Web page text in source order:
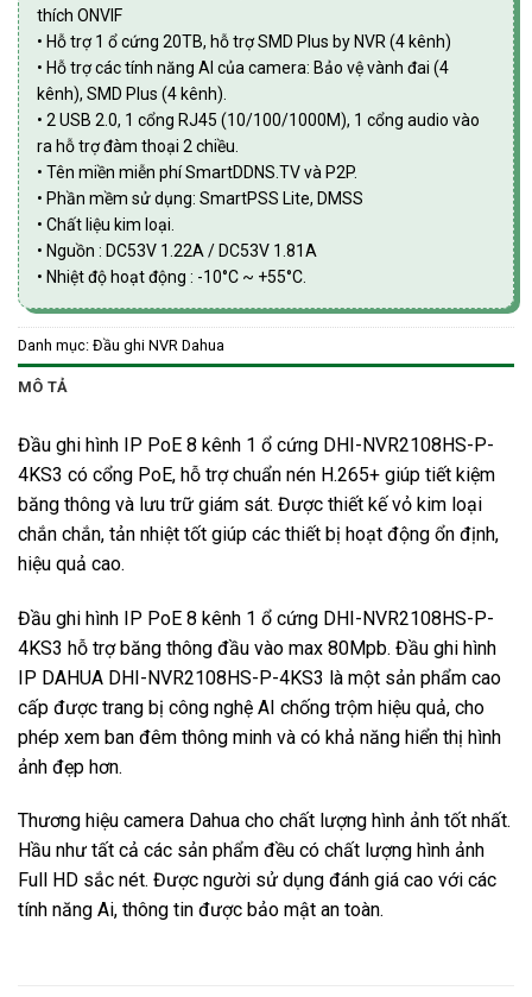
thích ONVIF
• Hỗ trợ 1 ổ cứng 20TB, hỗ trợ SMD Plus by NVR (4 kênh)
• Hỗ trợ các tính năng AI của camera: Bảo vệ vành đai (4
kênh), SMD Plus (4 kênh).
• 2 USB 2.0, 1 cổng RJ45 (10/100/1000M), 1 cổng audio vào
ra hỗ trợ đàm thoại 2 chiều.
• Tên miền miễn phí SmartDDNS.TV và P2P.
• Phần mềm sử dụng: SmartPSS Lite, DMSS
• Chất liệu kim loại.
• Nguồn : DC53V 1.22A / DC53V 1.81A
• Nhiệt độ hoạt động : -10°C ~ +55°C.
Danh mục: Đầu ghi NVR Dahua
MÔ TẢ
Đầu ghi hình IP PoE 8 kênh 1 ổ cứng DHI-NVR2108HS-P-
4KS3 có cổng PoE, hỗ trợ chuẩn nén H.265+ giúp tiết kiệm
băng thông và lưu trữ giám sát. Được thiết kế vỏ kim loại
chắn chắn, tản nhiệt tốt giúp các thiết bị hoạt động ổn định,
hiệu quả cao.
Đầu ghi hình IP PoE 8 kênh 1 ổ cứng DHI-NVR2108HS-P-
4KS3 hỗ trợ băng thông đầu vào max 80Mpb. Đầu ghi hình
IP DAHUA DHI-NVR2108HS-P-4KS3 là một sản phẩm cao
cấp được trang bị công nghệ AI chống trộm hiệu quả, cho
phép xem ban đêm thông minh và có khả năng hiển thị hình
ảnh đẹp hơn.
Thương hiệu camera Dahua cho chất lượng hình ảnh tốt nhất.
Hầu như tất cả các sản phẩm đều có chất lượng hình ảnh
Full HD sắc nét. Được người sử dụng đánh giá cao với các
tính năng Ai, thông tin được bảo mật an toàn.